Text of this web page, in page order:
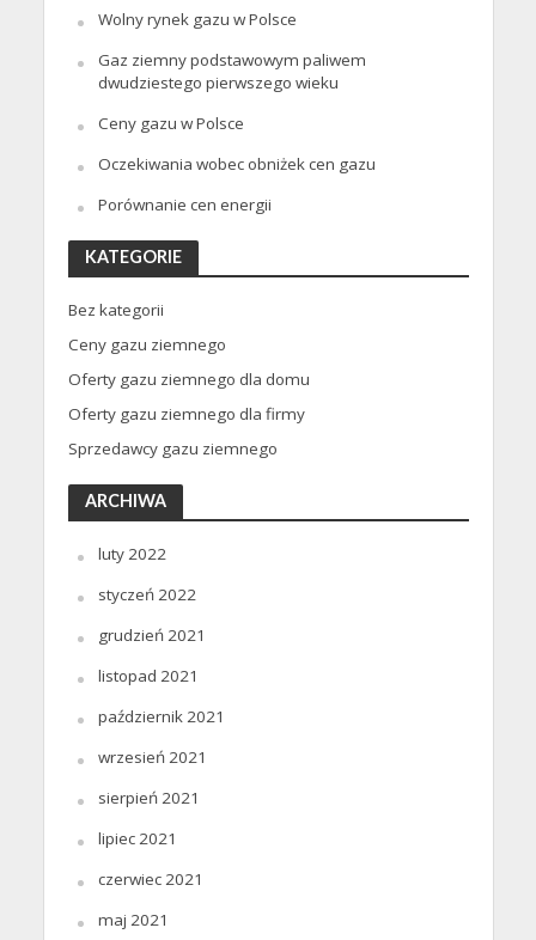
Wolny rynek gazu w Polsce
Gaz ziemny podstawowym paliwem
dwudziestego pierwszego wieku
Ceny gazu w Polsce
Oczekiwania wobec obniżek cen gazu
Porównanie cen energii
KATEGORIE
Bez kategorii
Ceny gazu ziemnego
Oferty gazu ziemnego dla domu
Oferty gazu ziemnego dla firmy
Sprzedawcy gazu ziemnego
ARCHIWA
luty 2022
styczeń 2022
grudzień 2021
listopad 2021
październik 2021
wrzesień 2021
sierpień 2021
lipiec 2021
czerwiec 2021
maj 2021